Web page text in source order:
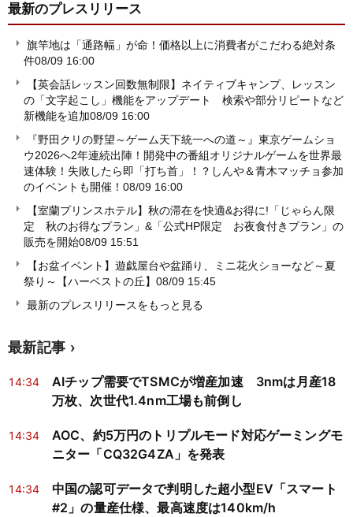
最新のプレスリリース
旗竿地は「通路幅」が命！価格以上に消費者がこだわる絶対条
件08/09 16:00
【英会話レッスン回数無制限】ネイティブキャンプ、レッスン
の「文字起こし」機能をアップデート 検索や部分リピートなど
新機能を追加08/09 16:00
『野田クリの野望～ゲーム天下統一への道～』東京ゲームショ
ウ2026へ2年連続出陣！開発中の番組オリジナルゲームを世界最
速体験！失敗したら即「打ち首」！？しんや＆青木マッチョ参加
のイベントも開催！ 08/09 16:00
【室蘭プリンスホテル】秋の滞在を快適&お得に!「じゃらん限
定 秋のお得なプラン」&「公式HP限定 お夜食付きプラン」の
販売を開始08/09 15:51
【お盆イベント】遊戯屋台や盆踊り、ミニ花火ショーなど～夏
祭り～【ハーベストの丘】 08/09 15:45
最新のプレスリリースをもっと見る
最新記事
14:34
AIチップ需要でTSMCが増産加速 3nmは月産18
万枚、次世代1.4nm工場も前倒し
14:34
AOC、約5万円のトリプルモード対応ゲーミングモ
ニター「CQ32G4ZA」を発表
14:34
中国の認可データで判明した超小型EV「スマート
#2」の量産仕様、最高速度は140km/h